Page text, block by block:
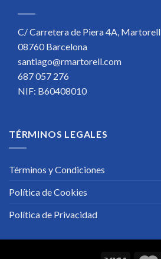
C/ Carretera de Piera 4A, Martorell
08760 Barcelona
santiago@rmartorell.com
687 057 276
NIF: B60408010
TÉRMINOS LEGALES
Términos y Condiciones
Política de Cookies
Política de Privacidad